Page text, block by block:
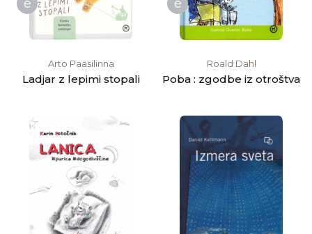
e
Arto Paasilinna
Ladjar z lepimi stopali
e
Roald Dahl
Poba : zgodbe iz otroštva